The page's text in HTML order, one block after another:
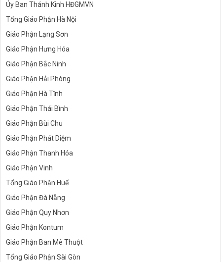
Ủy Ban Thánh Kinh HĐGMVN
Tổng Giáo Phận Hà Nội
Giáo Phận Lạng Sơn
Giáo Phận Hưng Hóa
Giáo Phận Bắc Ninh
Giáo Phận Hải Phòng
Giáo Phận Hà Tĩnh
Giáo Phận Thái Bình
Giáo Phận Bùi Chu
Giáo Phận Phát Diệm
Giáo Phận Thanh Hóa
Giáo Phận Vinh
Tổng Giáo Phận Huế
Giáo Phận Đà Nẵng
Giáo Phận Quy Nhơn
Giáo Phận Kontum
Giáo Phận Ban Mê Thuột
Tổng Giáo Phận Sài Gòn